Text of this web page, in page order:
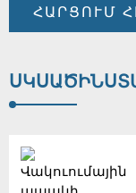
ՀԱՐՑՈՒՄ
ՍԿՍԱԾ